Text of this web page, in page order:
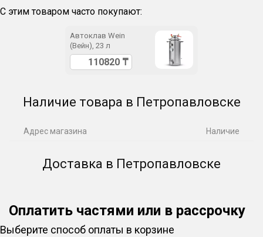
С этим товаром часто покупают:
Автоклав Wein
(Вейн), 23 л
Наличие товара в Петропавловске
Адрес магазина Наличие
Доставка в Петропавловске
Оплатить частями или в рассрочку
Выберите способ оплаты в корзине